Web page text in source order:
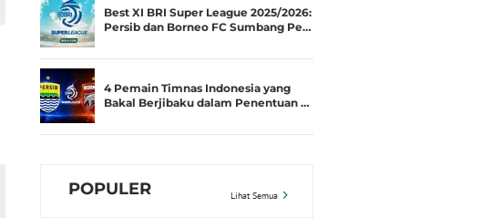
Best XI BRI Super League 2025/2026:
Persib dan Borneo FC Sumbang Pe…
4 Pemain Timnas Indonesia yang
Bakal Berjibaku dalam Penentuan …
POPULER Lihat Semua